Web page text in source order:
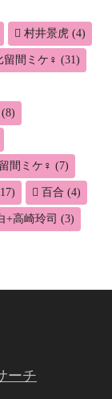
村井景虎 (4)
留間ミケ♀ (31)
(8)
間ミケ♀ (7)
百合 (4)
+高崎玲司 (3)
ーチ